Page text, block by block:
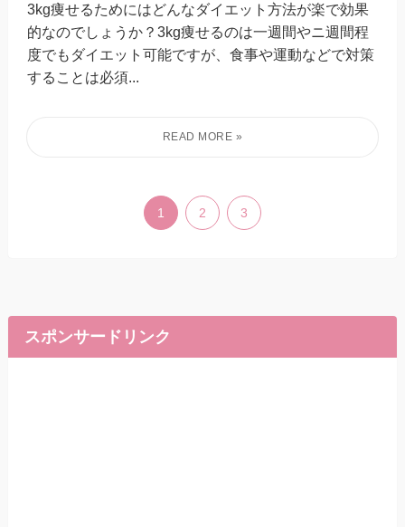
3kg痩せるためにはどんなダイエット方法が楽で効果
的なのでしょうか？3kg痩せるのは一週間やニ週間程
度でもダイエット可能ですが、食事や運動などで対策
することは必須...
1 2 3
スポンサードリンク